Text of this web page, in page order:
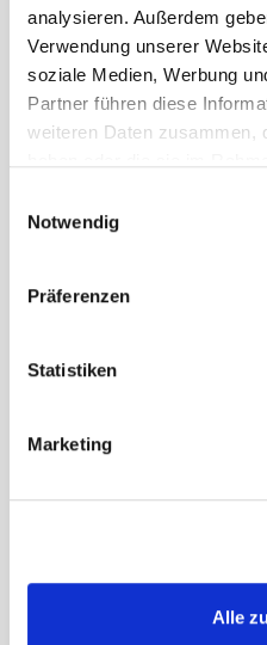
analysieren. Außerdem
Verwendung unserer
soziale Medien, Werbung
Partner führen diese
weiteren Daten zusammen,
Notwendig
Präferenzen
Statistiken
Marketing
Alle
Sprechzeiten